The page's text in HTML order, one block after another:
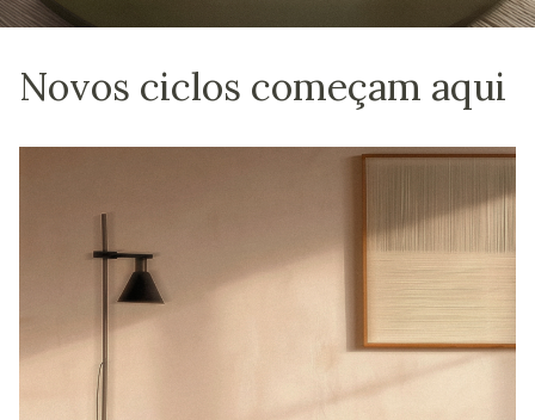
Novos ciclos começam aqui